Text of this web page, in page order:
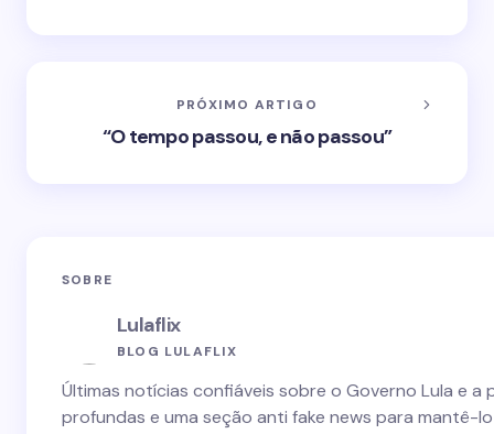
PRÓXIMO ARTIGO
“O tempo passou, e não passou”
SOBRE
Lulaflix
BLOG LULAFLIX
Últimas notícias confiáveis sobre o Governo Lula e
profundas e uma seção anti fake news para mantê-